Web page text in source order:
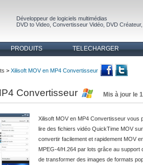
Développeur de logiciels multimédias
DVD to Video Convertisseur Vidéo DVD Créateur
PRODUITS TELECHARGER
> Xilisoft MOV en MP4 Convertisseur
Convertisseur Mis à jour le
Xilisoft MOV en MP4 Convertisseur vous
lire des fichiers vidéo QuickTime MOV
convertir facilement et rapidement MOV
MPEG-4/H.264 par lots grâce au
de transformer des images de formats